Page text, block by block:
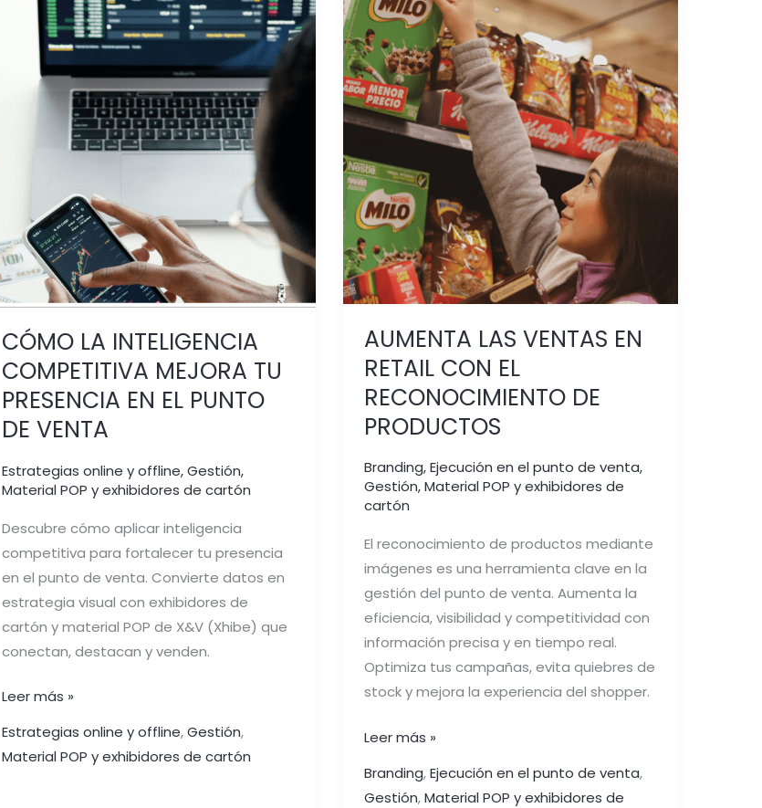
CÓMO LA INTELIGENCIA
COMPETITIVA MEJORA TU
PRESENCIA EN EL PUNTO
DE VENTA
Estrategias online y offline,Gestión,
Material POP y exhibidores de cartón
Descubre cómo aplicar inteligencia
competitiva para fortalecer tu presencia
en el punto de venta. Convierte datos en
estrategia visual con exhibidores de
cartón y material POP de X&V (Xhibe) que
conectan, destacan y venden.
INTELIGENCIA
COMPETITIVA
MEJORA
PRESENCIA
PUNTO
DE
VENTA
Leer más »
Estrategias online y offline,Gestión,
Material POP y exhibidores de cartón
AUMENTA LAS VENTAS EN
RETAIL CON EL
RECONOCIMIENTO DE
PRODUCTOS
Branding,Ejecución en el punto de venta,
Gestión,Material POP y exhibidores de
cartón
El reconocimiento de productos mediante
imágenes es una herramienta clave en la
gestión del punto de venta. Aumenta la
eficiencia, visibilidad y competitividad con
información precisa y en tiempo real.
Optimiza tus campañas, evita quiebres de
stock y mejora la experiencia del shopper.
LAS
VENTAS
EN
RETAIL
CON
RECONOCIMIENTO
DE
PRODUCTOS
Leer más »
Branding,Ejecución en el punto de venta,
Gestión,Material POP y exhibidores de